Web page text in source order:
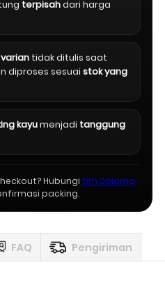
terpisahdari harga
varian tidak ditulis saat
diproses sesuai stok yang
kayumenjadi tanggung
Hubungi tim Salomo
packing.
FAQ Pengiriman